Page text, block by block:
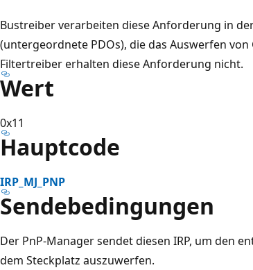
Bustreiber verarbeiten diese Anforderung in
(untergeordnete PDOs), die das Auswerfen
Filtertreiber erhalten diese Anforderung nicht.
Wert
0x11
Hauptcode
IRP_MJ_PNP
Sendebedingungen
Der PnP-Manager sendet diesen IRP, um den
dem Steckplatz auszuwerfen.